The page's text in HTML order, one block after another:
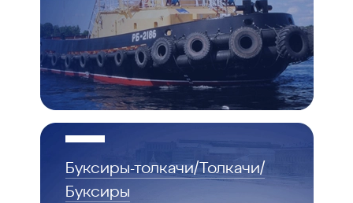
Буксиры-толкачи/Толкачи/
Буксиры